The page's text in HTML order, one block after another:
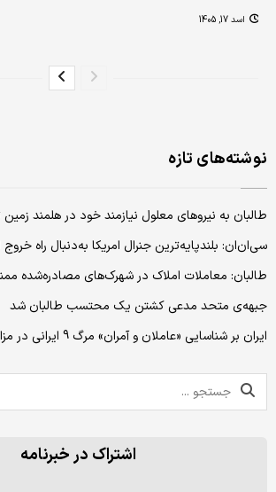
اسد 17, 1405
نوشته‌های تازه
طالبان به نیروهای معلول نیازمند خود در هلمند
سی‌ان‌ان: بلندپایه‌ترین جنرال امریکا به‌دنبال راه
طالبان: معاملات املاک در شهرک‌های مصادره‌شده
جبهه‌ی متحد مدعی کشتن یک محتسب طالبان شد
ایران بر شناسایی «عاملان و آمران» مرگ 9 ایرانی در مزارشریف تاکید کرد
اشتراک در خبرنامه